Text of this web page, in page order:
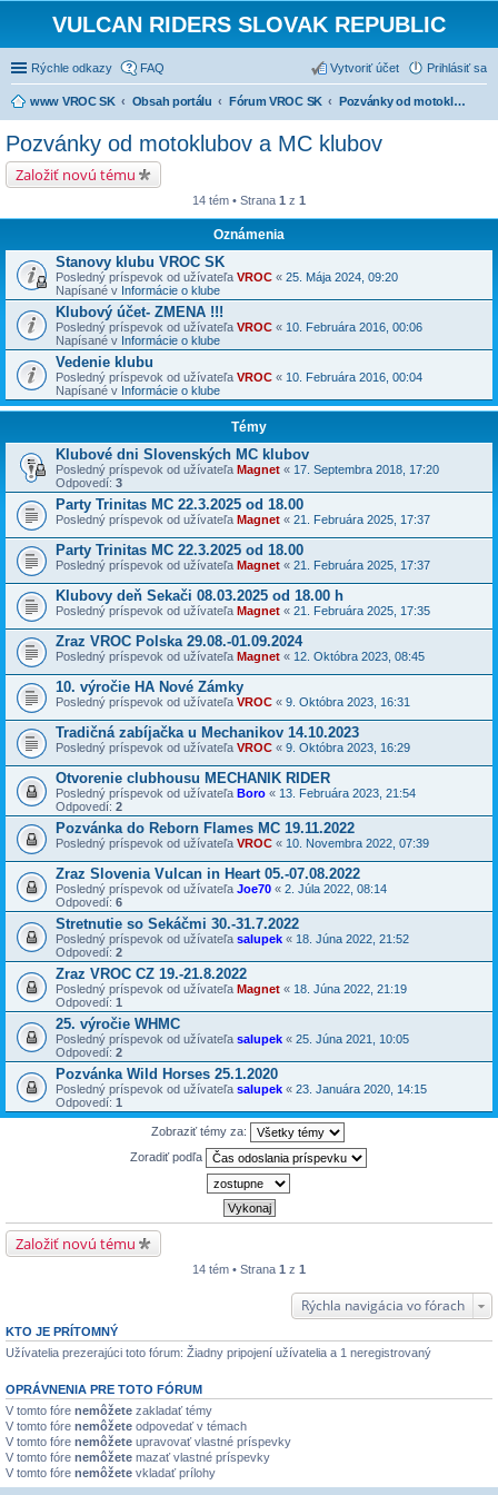
VULCAN RIDERS SLOVAK REPUBLIC
Rýchle odkazy FAQ Prihlásiť sa
Vytvoriť účet
www VROC SK Obsah portálu Fórum VROC SK Pozvánky od motoklubov a MC klubov
Pozvánky od motoklubov a MC klubov
Založiť novú tému
14 tém • Strana 1 z 1
Oznámenia
Stanovy klubu VROC SK
Posledný príspevok od užívateľa VROC « 25. Mája 2024, 09:20
Napísané v Informácie o klube
Klubový účet- ZMENA !!!
Posledný príspevok od užívateľa VROC « 10. Februára 2016, 00:06
Napísané v Informácie o klube
Vedenie klubu
Posledný príspevok od užívateľa VROC « 10. Februára 2016, 00:04
Napísané v Informácie o klube
Témy
Klubové dni Slovenských MC klubov
Posledný príspevok od užívateľa Magnet « 17. Septembra 2018, 17:20
Odpovedí: 3
Party Trinitas MC 22.3.2025 od 18.00
Posledný príspevok od užívateľa Magnet « 21. Februára 2025, 17:37
Party Trinitas MC 22.3.2025 od 18.00
Posledný príspevok od užívateľa Magnet « 21. Februára 2025, 17:37
Klubovy deň Sekači 08.03.2025 od 18.00 h
Posledný príspevok od užívateľa Magnet « 21. Februára 2025, 17:35
Zraz VROC Polska 29.08.-01.09.2024
Posledný príspevok od užívateľa Magnet « 12. Októbra 2023, 08:45
10. výročie HA Nové Zámky
Posledný príspevok od užívateľa VROC « 9. Októbra 2023, 16:31
Tradičná zabíjačka u Mechanikov 14.10.2023
Posledný príspevok od užívateľa VROC « 9. Októbra 2023, 16:29
Otvorenie clubhousu MECHANIK RIDER
Posledný príspevok od užívateľa Boro « 13. Februára 2023, 21:54
Odpovedí: 2
Pozvánka do Reborn Flames MC 19.11.2022
Posledný príspevok od užívateľa VROC « 10. Novembra 2022, 07:39
Zraz Slovenia Vulcan in Heart 05.-07.08.2022
Posledný príspevok od užívateľa Joe70 « 2. Júla 2022, 08:14
Odpovedí: 6
Stretnutie so Sekáčmi 30.-31.7.2022
Posledný príspevok od užívateľa salupek « 18. Júna 2022, 21:52
Odpovedí: 2
Zraz VROC CZ 19.-21.8.2022
Posledný príspevok od užívateľa Magnet « 18. Júna 2022, 21:19
Odpovedí: 1
25. výročie WHMC
Posledný príspevok od užívateľa salupek « 25. Júna 2021, 10:05
Odpovedí: 2
Pozvánka Wild Horses 25.1.2020
Posledný príspevok od užívateľa salupek « 23. Januára 2020, 14:15
Odpovedí: 1
Zobraziť témy za:
Zoradiť podľa
Založiť novú tému
14 tém • Strana 1 z 1
Rýchla navigácia vo fórach
KTO JE PRÍTOMNÝ
Užívatelia prezerajúci toto fórum: Žiadny pripojení užívatelia a 1 neregistrovaný
OPRÁVNENIA PRE TOTO FÓRUM
V tomto fóre nemôžete zakladať témy
V tomto fóre nemôžete odpovedať v témach
V tomto fóre nemôžete upravovať vlastné príspevky
V tomto fóre nemôžete mazať vlastné príspevky
V tomto fóre nemôžete vkladať prílohy